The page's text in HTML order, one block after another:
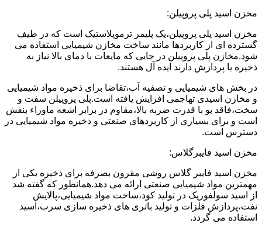
مخزن اسید پلی پروپیلن:
مخزن اسید پلی پروپیلن،یک پلیمر ترموپلاستیک است که در طیف
گسترده ای از کاربردها مانند ساخت مخازن شیمیایی استفاده می
شود.مخازن پلی پروپیلن در جایی که مایعات با دمای بالا نیاز به
ذخیره یا پردازش دارند ایده آل هستند.
در بخش های شیمیایی و تصفیه آب،تقاضا برای ذخیره مواد شیمیایی
و مخازن اسیدی تهاجمی افزایش یافته است.پلی پروپیلن سفت و
سخت،فاقد بو با قدرت ضربه بالا،مقاوم در برابر اشعه ماوراء بنفش
است و برای بسیاری از کاربردهای صنعتی و ذخیره مواد شیمیایی در
دسترس است.
مخزن اسید فایبرگلاس:
مخزن اسید فایبر گلاس روشی مقرون بصرفه برای ذخیره یکی از
مهمترین مواد شیمیایی صنعتی ارائه می دهد.همانطور که گفته شد
از اسید سولفوریک در تولید کود،ساخت مواد شیمیایی،پالایش
نفت،پردازش فلزات و تولید باتری های ذخیره سازی سرب،اسید
استفاده می گردد.